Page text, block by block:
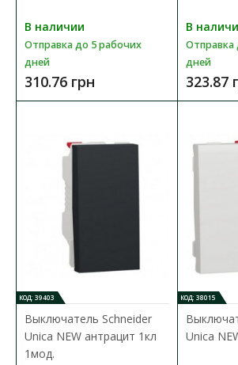
Выключатель Schneider Asfora
Доступность: В наличии
Отправка до 5 рабочих дней
Электрический выключатель Schneider
EPH0300161 цвета алюминий - это
243.36 грн
В сравнения
В закладки
В наличии
Отправка до 5 рабочих
дней
310.76 грн
В
Отправка
дней
323.87
КОД: 39403
Выключатель Schneider
Unica NEW антрацит 1кл
1мод.
КОД: 38015
Unica